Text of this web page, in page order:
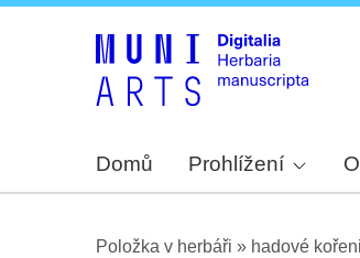
Domů Prohlížení
Položka v herbáři » hadové